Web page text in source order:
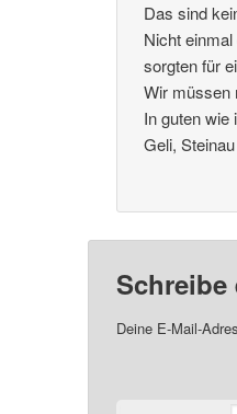
Das sind
Nicht
sorgten für
Wir müssen
In guten wie
Geli,
Schreibe
Deine E-Mail-